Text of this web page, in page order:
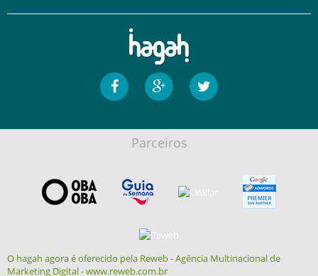
Parceiros
O hagah agora é oferecido pela Reweb - Agência Multinacional de
Marketing Digital - www.reweb.com.br